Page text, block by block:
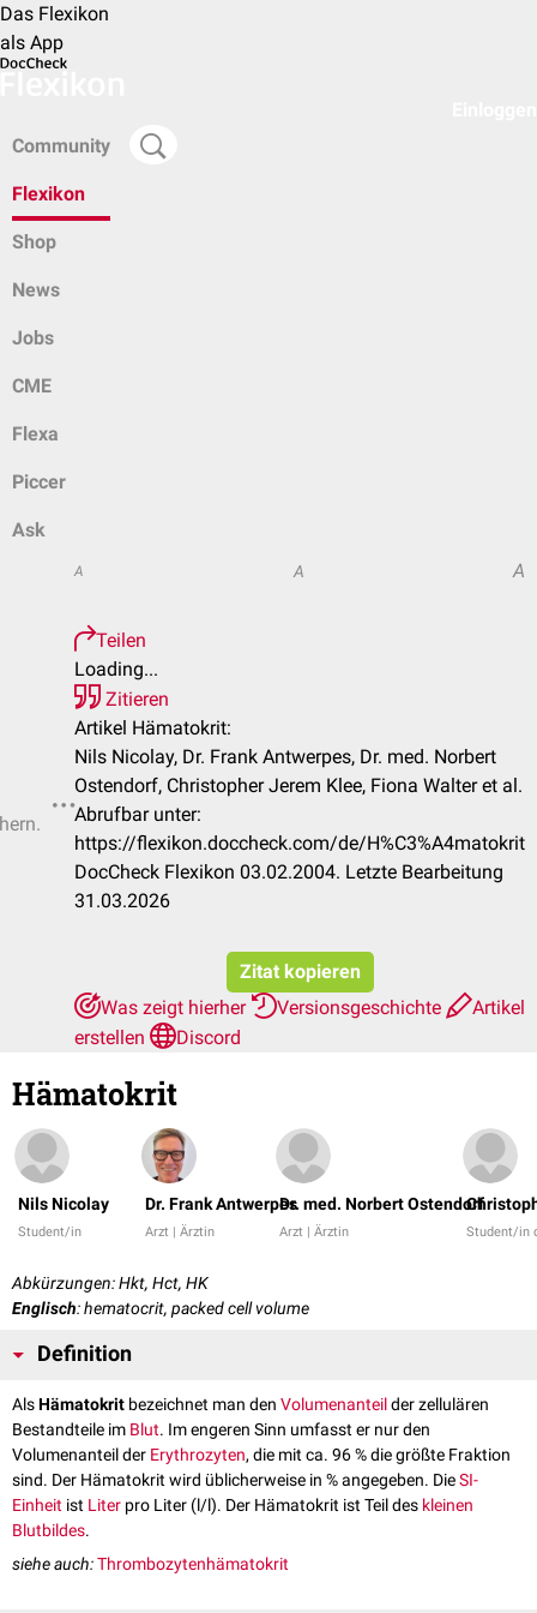
Das Flexikon
als App
Community
Flexikon
Shop
News
Jobs
CME
Flexa
Piccer
Ask
A A A
Teilen
Loading...
Zitieren
Artikel Hämatokrit:
Nils Nicolay, Dr. Frank Antwerpes, Dr. med. Norbert
Ostendorf, Christopher Jerem Klee, Fiona Walter et al.
Abrufbar unter:
https://flexikon.doccheck.com/de/H%C3%A4matokrit
DocCheck Flexikon 03.02.2004. Letzte Bearbeitung
31.03.2026
Zitat kopieren
Was zeigt hierher
Versionsgeschichte
Artikel
erstellen
Discord
Hämatokrit
Nils Nicolay
Student/in
Dr. Frank Antwerpes
Arzt | Ärztin
Dr. med. Norbert Ostendorf
Arzt | Ärztin Student/in
Abkürzungen: Hkt, Hct, HK
Englisch: hematocrit, packed cell volume
Definition
AlsHämatokrit bezeichnet man den Volumenanteilder zellulären
Bestandteile im Blut. Im engeren Sinn umfasst er nur den
Volumenanteil der Erythrozyten, die mit ca. 96 % die größte Fraktion
sind. Der Hämatokrit wird üblicherweise in % angegeben. DieSI-
Einheit ist Liter pro Liter (l/l). Der Hämatokrit ist Teil des kleinen
Blutbildes.
siehe auch:Thrombozytenhämatokrit